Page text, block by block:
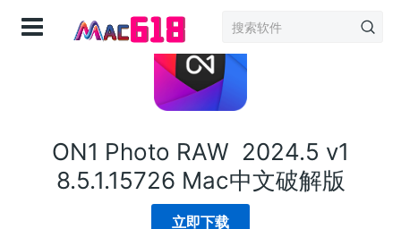
ON1 Photo RAW 2024.5 v1
8.5.1.15726 Mac中文破解版
立即下载